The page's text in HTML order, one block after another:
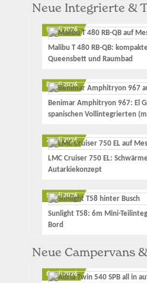
Neue Integrierte &
9. Juli 2026
Malibu T 480 RB-QB:
Queensbett und Raumbad
8. Juli 2026
Benimar Amphitryon 967: El
spanischen Vollintegrierten
7. Juli 2026
LMC Cruiser 750 EL:
Autarkiekonzept
5. Juli 2026
Sunlight T58: 6m Mini-
Bord
Neue Campervans
6. Juli 2026